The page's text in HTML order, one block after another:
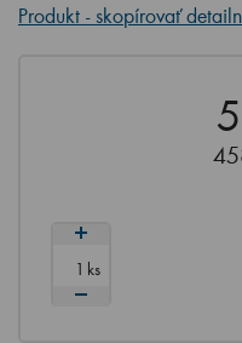
Produkt - skopírovať
ks